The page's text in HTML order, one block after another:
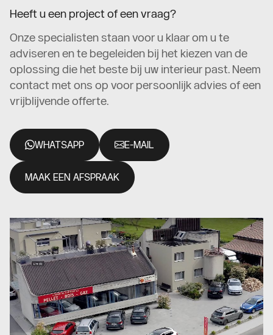
Heeft u een project of een vraag?
Onze specialisten staan voor u klaar om u te
adviseren en te begeleiden bij het kiezen van de
oplossing die het beste bij uw interieur past. Neem
contact met ons op voor persoonlijk advies of een
vrijblijvende offerte.
WHATSAPP E-MAIL
MAAK EEN AFSPRAAK